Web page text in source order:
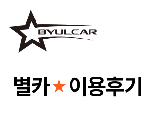
별카★ 이용후기